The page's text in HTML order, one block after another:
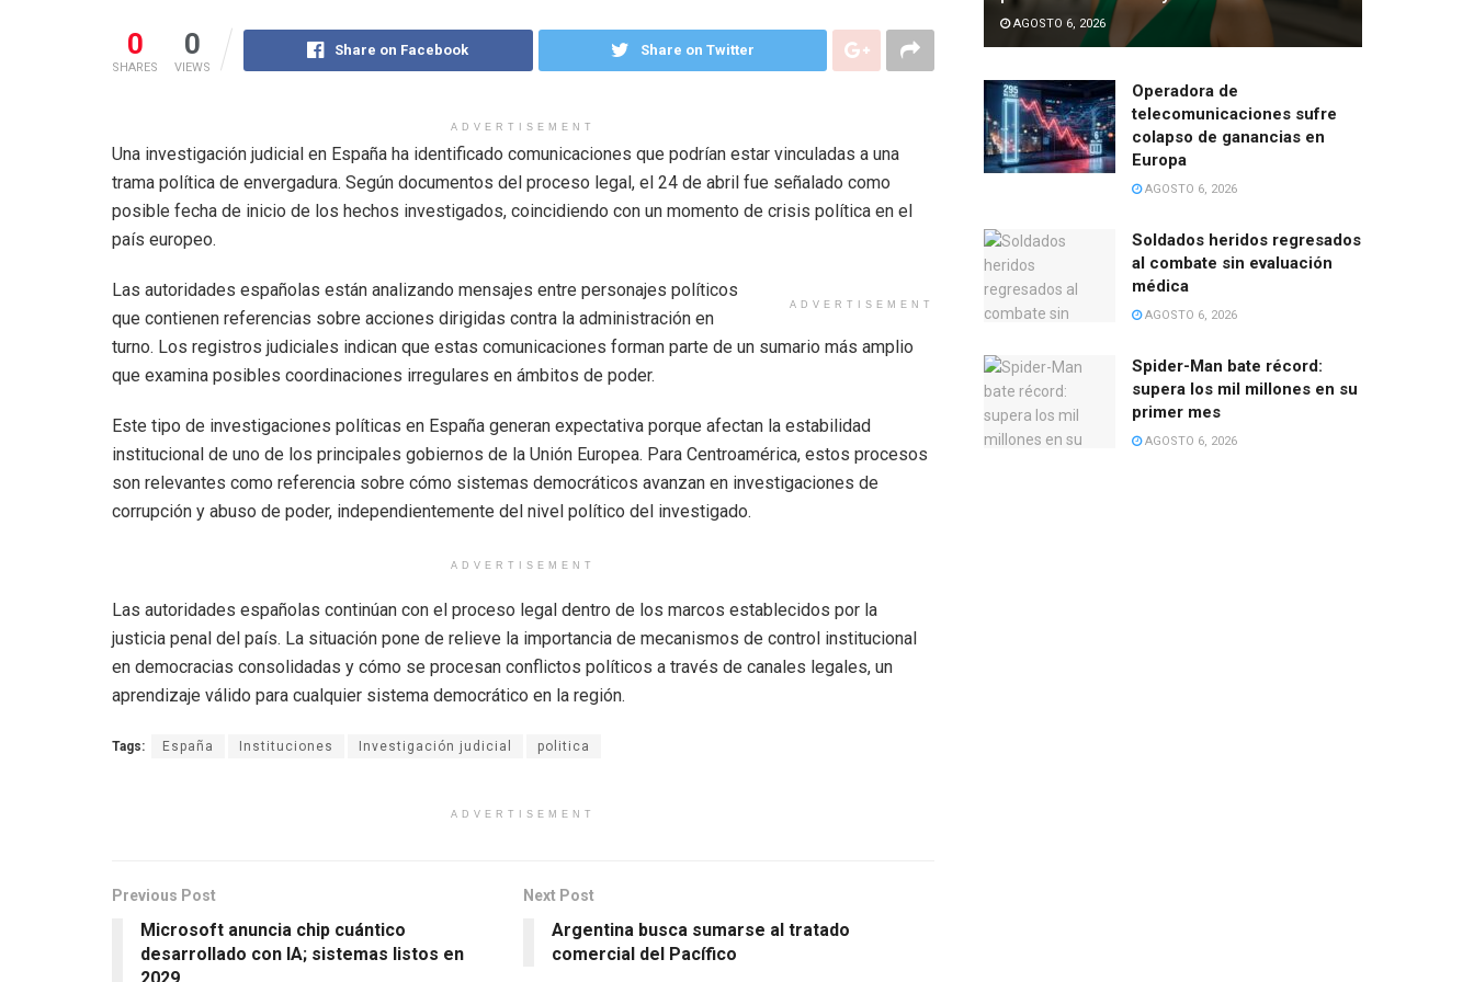
0
SHARES
0
VIEWS
Share on Facebook Share on Twitter
ADVERTISEMENT
Una investigación judicial en España ha identificado comunicaciones que podrían estar vinculadas a una
trama política de envergadura. Según documentos del proceso legal, el 24 de abril fue señalado como
posible fecha de inicio de los hechos investigados, coincidiendo con un momento de crisis política en el
país europeo.
ADVERTISEMENT
Las autoridades españolas están analizando mensajes entre personajes políticos
que contienen referencias sobre acciones dirigidas contra la administración en
turno. Los registros judiciales indican que estas comunicaciones forman parte de un sumario más amplio
que examina posibles coordinaciones irregulares en ámbitos de poder.
Este tipo de investigaciones políticas en España generan expectativa porque afectan la estabilidad
institucional de uno de los principales gobiernos de la Unión Europea. Para Centroamérica, estos procesos
son relevantes como referencia sobre cómo sistemas democráticos avanzan en investigaciones de
corrupción y abuso de poder, independientemente del nivel político del investigado.
ADVERTISEMENT
Las autoridades españolas continúan con el proceso legal dentro de los marcos establecidos por la
justicia penal del país. La situación pone de relieve la importancia de mecanismos de control institucional
en democracias consolidadas y cómo se procesan conflictos políticos a través de canales legales, un
aprendizaje válido para cualquier sistema democrático en la región.
Tags: España Instituciones Investigación judicial politica
ADVERTISEMENT
Previous Post
Microsoft anuncia chip cuántico
desarrollado con IA; sistemas listos en
Next Post
Argentina busca sumarse al tratado
comercial del Pacífico
AGOSTO 6, 2026
Operadora de
telecomunicaciones sufre
colapso de ganancias en
Europa
AGOSTO 6, 2026
Soldados heridos regresados
al combate sin evaluación
médica
AGOSTO 6, 2026
Spider-Man bate récord:
supera los mil millones en su
primer mes
AGOSTO 6, 2026